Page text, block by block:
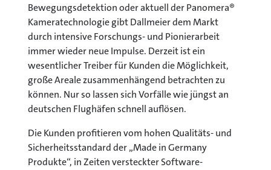
Bewegungsdetektion oder aktuell der Panomera®
Kameratechnologie gibt Dallmeier dem Markt
durch intensive Forschungs- und Pionierarbeit
immer wieder neue Impulse. Derzeit ist ein
wesentlicher Treiber für Kunden die Möglichkeit,
große Areale zusammenhängend betrachten zu
können. Nur so lassen sich Vorfälle wie jüngst an
deutschen Flughäfen schnell auflösen.
Die Kunden profitieren vom hohen Qualitäts- und
Sicherheitsstandard der „Made in Germany
Produkte“, in Zeiten versteckter Software-